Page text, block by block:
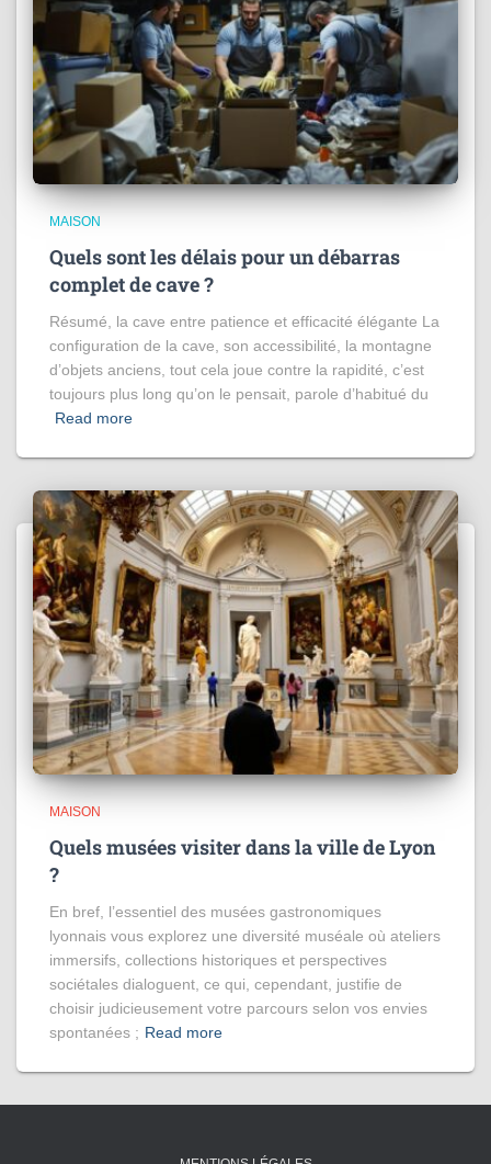
MAISON
Quels sont les délais pour un débarras
complet de cave ?
Résumé, la cave entre patience et efficacité élégante La
configuration de la cave, son accessibilité, la montagne
d’objets anciens, tout cela joue contre la rapidité, c’est
toujours plus long qu’on le pensait, parole d’habitué du
Read more
MAISON
Quels musées visiter dans la ville de Lyon
?
En bref, l’essentiel des musées gastronomiques
lyonnais vous explorez une diversité muséale où ateliers
immersifs, collections historiques et perspectives
sociétales dialoguent, ce qui, cependant, justifie de
choisir judicieusement votre parcours selon vos envies
spontanées ; Read more